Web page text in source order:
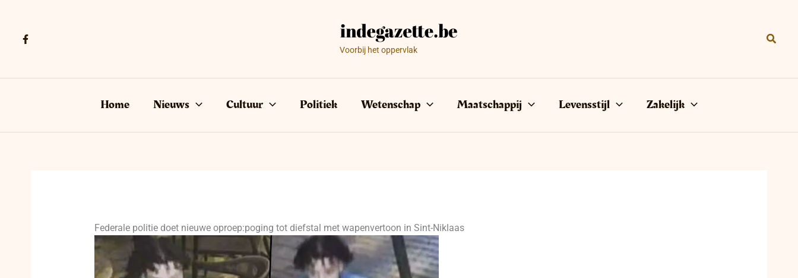
Voorbij het oppervlak
Home Nieuws Cultuur Politiek Wetenschap Maatschappij Levensstijl Zakelijk
Federale politie doet nieuwe oproep:poging tot diefstal met wapenvertoon in Sint-Niklaas